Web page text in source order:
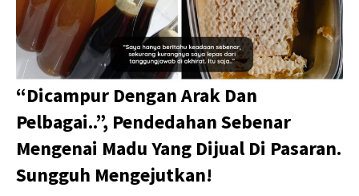
“Dicampur Dengan Arak Dan
Pelbagai..”, Pendedahan Sebenar
Mengenai Madu Yang Dijual Di Pasaran.
Sungguh Mengejutkan!